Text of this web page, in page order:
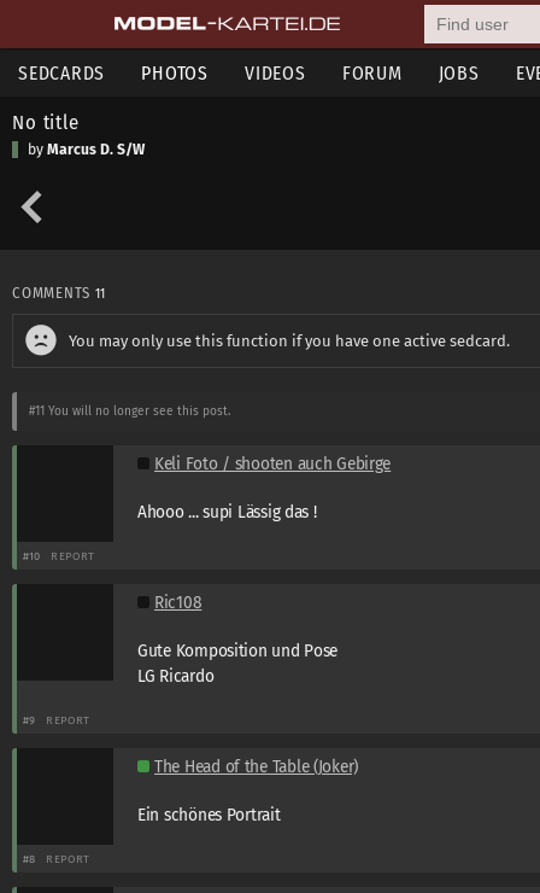
SEDCARDS PHOTOS VIDEOS FORUM JOBS
No title
by Marcus D. S/W
COMMENTS 11
You may only use this function if you have one active sedcard.
#11 You will no longer see this post.
Keli Foto / shooten auch Gebirge
Ahooo ... supi Lässig das !
#10 REPORT
Ric108
Gute Komposition und Pose
LG Ricardo
#9 REPORT
The Head of the Table (Joker)
Ein schönes Portrait
#8 REPORT